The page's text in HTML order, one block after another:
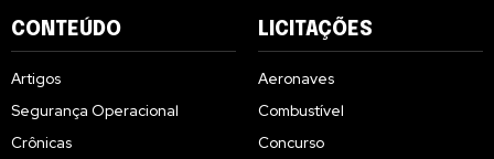
CONTEÚDO
Artigos
Segurança Operacional
Crônicas
LICITAÇÕES
Aeronaves
Combustível
Concurso